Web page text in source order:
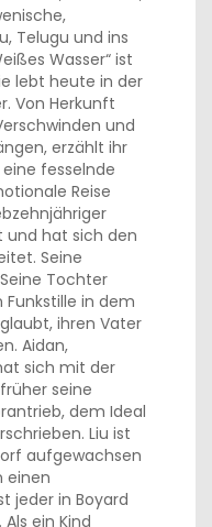
Telugu und ins
Wasser“ ist
lebt heute in der
Von Herkunft
und
erzählt ihr
eine fesselnde
Reise
und hat sich den
Seine
Tochter
Funkstille in dem
ihren Vater
Aidan,
sich mit der
seine
dem Ideal
Liu ist
aufgewachsen
einen
jeder in Boyard
ein Kind